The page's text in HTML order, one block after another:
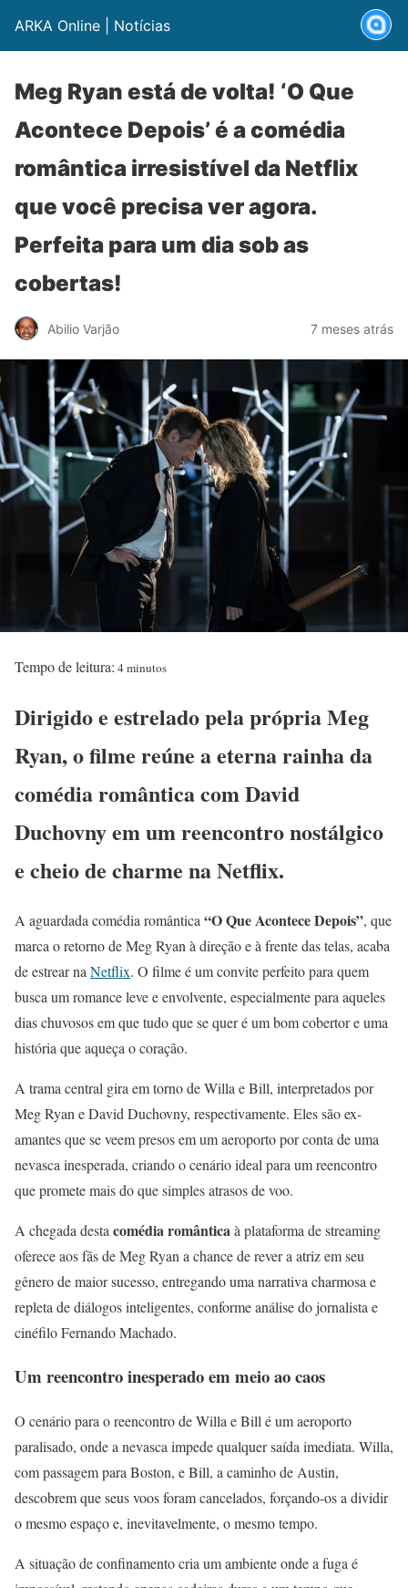
ARKA Online | Notícias
Meg Ryan está de volta! ‘O Que
Acontece Depois’ é a comédia
romântica irresistível da Netflix
que você precisa ver agora.
Perfeita para um dia sob as
cobertas!
Abilio Varjão 7 meses atrás
Tempo de leitura: 4 minutos
Dirigido e estrelado pela própria Meg
Ryan, o filme reúne a eterna rainha da
comédia romântica com David
Duchovny em um reencontro nostálgico
e cheio de charme na Netflix.
A aguardada comédia romântica “O Que Acontece Depois”, que
marca o retorno de Meg Ryan à direção e à frente das telas, acaba
de estrear na Netflix. O filme é um convite perfeito para quem
busca um romance leve e envolvente, especialmente para aqueles
dias chuvosos em que tudo que se quer é um bom cobertor e uma
história que aqueça o coração.
A trama central gira em torno de Willa e Bill, interpretados por
Meg Ryan e David Duchovny, respectivamente. Eles são ex-
amantes que se veem presos em um aeroporto por conta de uma
nevasca inesperada, criando o cenário ideal para um reencontro
que promete mais do que simples atrasos de voo.
A chegada desta comédia românticaà plataforma de streaming
oferece aos fãs de Meg Ryan a chance de rever a atriz em seu
gênero de maior sucesso, entregando uma narrativa charmosa e
repleta de diálogos inteligentes, conforme análise do jornalista e
cinéfilo Fernando Machado.
Um reencontro inesperado em meio ao caos
O cenário para o reencontro de Willa e Bill é um aeroporto
paralisado, onde a nevasca impede qualquer saída imediata. Willa,
com passagem para Boston, e Bill, a caminho de Austin,
descobrem que seus voos foram cancelados, forçando-os a dividir
o mesmo espaço e, inevitavelmente, o mesmo tempo.
A situação de confinamento cria um ambiente onde a fuga é